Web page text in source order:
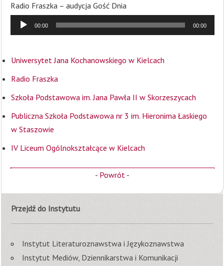
Radio Fraszka – audycja Gość Dnia
Odtwarzacz
plików
00:00 00:00
Uniwersytet Jana Kochanowskiego w Kielcach
Radio Fraszka
Szkoła Podstawowa im. Jana Pawła II w Skorzeszycach
Publiczna Szkoła Podstawowa nr 3 im. Hieronima Łaskiego
w Staszowie
IV Liceum Ogólnokształcące w Kielcach
- Powrót -
Przejdź do Instytutu
Instytut Literaturoznawstwa i Językoznawstwa
Instytut Mediów, Dziennikarstwa i Komunikacji